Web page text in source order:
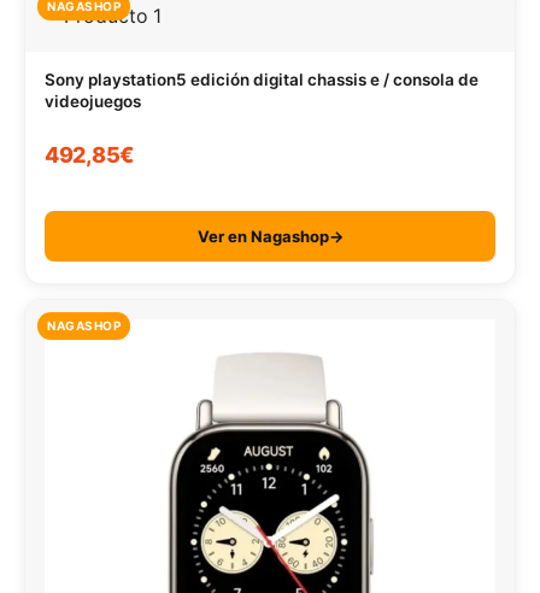
NAGASHOP
Sony playstation5 edición digital chassis e / consola de
videojuegos
492,85€
Ver en Nagashop→
NAGASHOP